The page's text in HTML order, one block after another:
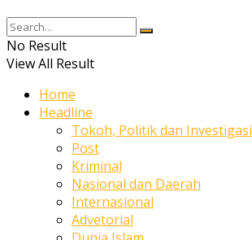
No Result
View All Result
Home
Headline
Tokoh, Politik dan Investigasi
Post
Kriminal
Nasional dan Daerah
Internasional
Advetorial